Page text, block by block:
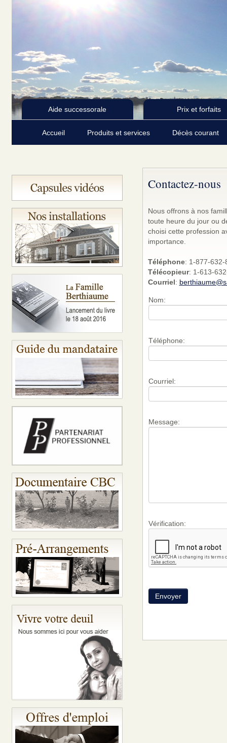
Aide successorale Prix et forfaits
Accueil Produits et services Décès courant
Contactez-nous
Nous offrons à nos
toute heure du jour ou
choisi cette profession
importance.
Téléphone: 1-877-632-
Télécopieur: 1-613-
Courriel:
Nom:
Téléphone:
Courriel:
Message:
Vérification: